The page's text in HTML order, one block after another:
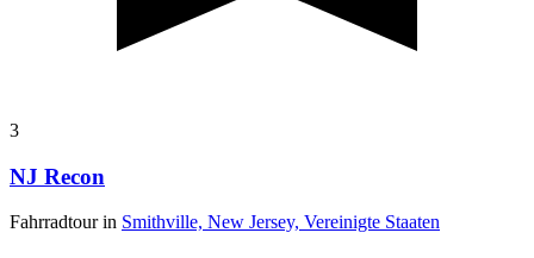
3
NJ Recon
Fahrradtour in Smithville, New Jersey, Vereinigte Staaten